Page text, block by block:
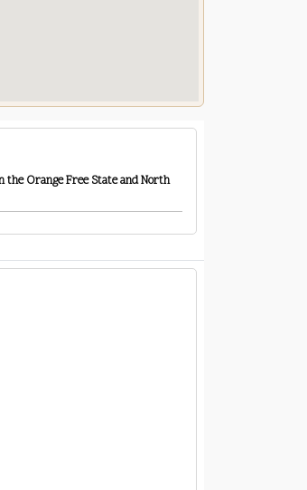
the Orange Free State and North